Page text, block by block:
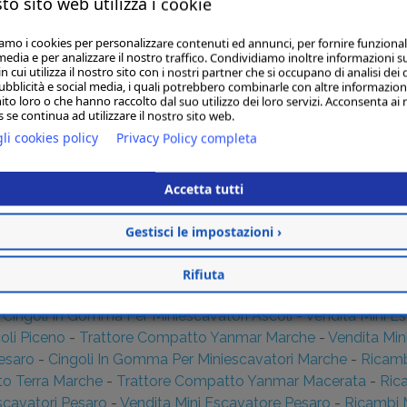
Pompe E Motori Pesaro-Trattorini Usati Kubota
Ascoli
Terra Ascoli-Ricambi Motori Yanmar Ascoli-
E Ricambi Giardinaggio Macerata-Attrezzature E
-Ricambi Oleodinamica Pompe E Motori Ascoli-
-Attrezzature E Ricambi Giardinaggio Pesaro
Yanmar Ancona -Macchine Movimento Terra Ascoli Piceno
Trivella Spaccalegna Ancona Trincia, Pinza Forestale,
Attrezzature E Ricambi Giardinaggio Ascoli
Usato Pesaro-Noleggio Mini Escavatore Urbino-
Macerata
Ricambi Oleodinamica Pompe E Motori
Per Miniescavatori Ancona-Ricambi Motori Perkins Pesaro
Marche Ricambi Macchine Movimento Terra
Terra Ancona-Trincia, Pinza Forestale, Trivella
Cingoli In Gomma Per Miniescavatori Ascoli-Vendita Mini
Piceno - Trattore Compatto Yanmar Marche - Vendita
- Cingoli In Gomma Per Miniescavatori Marche-
Terra Marche- Trattore Compatto Yanmar Macerata-
Pesaro - Vendita Mini Escavatore Pesaro - Ricambi
i cookies per personalizzare contenuti ed annunci, per fornire
e per analizzare il nostro traffico. Condividiamo inoltre informazioni
cui utilizza il nostro sito con i nostri partner che si occupano di analisi dei
e social media, i quali potrebbero combinarle con altre
loro o che hanno raccolto dal suo utilizzo dei loro servizi. Acconsenta ai
se continua ad utilizzare il nostro sito web.
cookies policy Privacy Policy completa
Accetta tutti
Gestisci le impostazioni ›
Rifiuta